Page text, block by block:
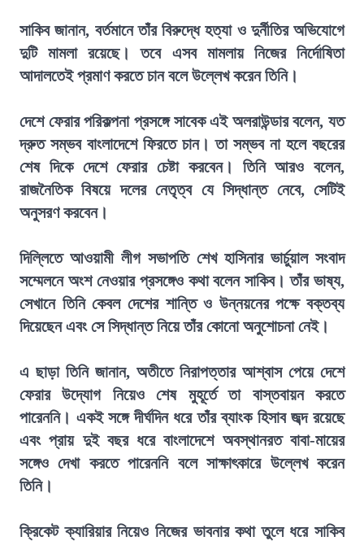
সাকিব জানান, বর্তমানে তাঁর বিরুদ্ধে হত্যা ও দুর্নীতির অভিযোগে
দুটি মামলা রয়েছে। তবে এসব মামলায় নিজের নির্দোষিতা
আদালতেই প্রমাণ করতে চান বলে উল্লেখ করেন তিনি।
দেশে ফেরার পরিকল্পনা প্রসঙ্গে সাবেক এই অলরাউন্ডার বলেন, যত
দ্রুত সম্ভব বাংলাদেশে ফিরতে চান। তা সম্ভব না হলে বছরের
শেষ দিকে দেশে ফেরার চেষ্টা করবেন। তিনি আরও বলেন,
রাজনৈতিক বিষয়ে দলের নেতৃত্ব যে সিদ্ধান্ত নেবে, সেটিই
অনুসরণ করবেন।
দিল্লিতে আওয়ামী লীগ সভাপতি শেখ হাসিনার ভার্চুয়াল সংবাদ
সম্মেলনে অংশ নেওয়ার প্রসঙ্গেও কথা বলেন সাকিব। তাঁর ভাষ্য,
সেখানে তিনি কেবল দেশের শান্তি ও উন্নয়নের পক্ষে বক্তব্য
দিয়েছেন এবং সে সিদ্ধান্ত নিয়ে তাঁর কোনো অনুশোচনা নেই।
এ ছাড়া তিনি জানান, অতীতে নিরাপত্তার আশ্বাস পেয়ে দেশে
ফেরার উদ্যোগ নিয়েও শেষ মুহূর্তে তা বাস্তবায়ন করতে
পারেননি। একই সঙ্গে দীর্ঘদিন ধরে তাঁর ব্যাংক হিসাব জব্দ রয়েছে
এবং প্রায় দুই বছর ধরে বাংলাদেশে অবস্থানরত বাবা-মায়ের
সঙ্গেও দেখা করতে পারেননি বলে সাক্ষাৎকারে উল্লেখ করেন
তিনি।
ক্রিকেট ক্যারিয়ার নিয়েও নিজের ভাবনার কথা তুলে ধরে সাকিব